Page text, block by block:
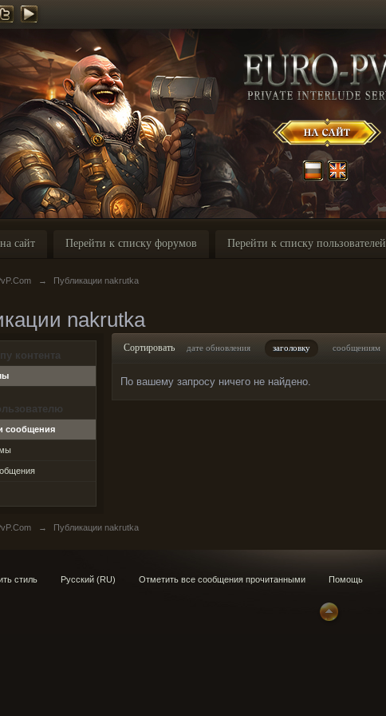
сайт Перейти к списку форумов Перейти к списку пользователей
→ Публикации nakrutka
nakrutka
контента
сообщения
Сортировать дате обновления заголовку сообщениям
По вашему запросу ничего не найдено.
→ Публикации nakrutka
стиль Русский (RU) Отметить все сообщения прочитанными Помощь